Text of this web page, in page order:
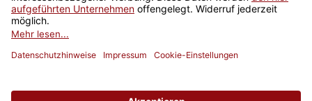
Newsletter